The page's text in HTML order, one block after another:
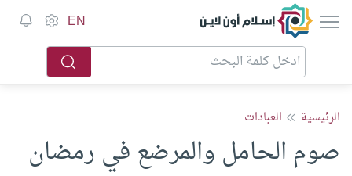
إسلام أون لاين EN
الرئيسية العبادات
صوم الحامل والمرضع في رمضان